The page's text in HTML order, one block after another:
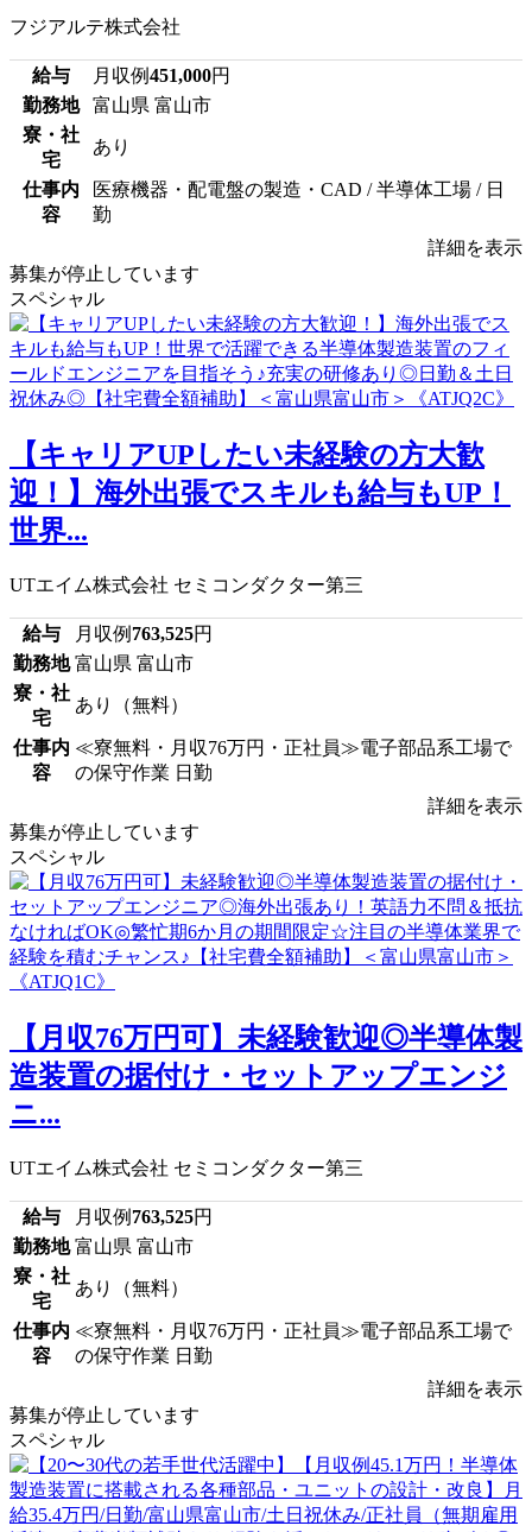
フジアルテ株式会社
給与 月収例451,000円
勤務地
富山県 富山市
寮・社
宅
あり
仕事内
容
医療機器・配電盤の製造・CAD / 半導体工場 / 日
勤
詳細を表示
募集が停止しています
スペシャル
【キャリアUPしたい未経験の方大歓
迎！】海外出張でスキルも給与もUP！
世界...
UTエイム株式会社 セミコンダクター第三
給与 月収例 763,525円
勤務地 富山県 富山市
寮・社
宅
あり（無料）
仕事内
容
≪寮無料・月収76万円・正社員≫電子部品系工場で
の保守作業 日勤
詳細を表示
募集が停止しています
スペシャル
【月収76万円可】未経験歓迎◎半導体製
造装置の据付け・セットアップエンジ
ニ...
UTエイム株式会社 セミコンダクター第三
給与 月収例 763,525円
勤務地 富山県 富山市
寮・社
宅
あり（無料）
仕事内
容
≪寮無料・月収76万円・正社員≫電子部品系工場で
の保守作業 日勤
詳細を表示
募集が停止しています
スペシャル